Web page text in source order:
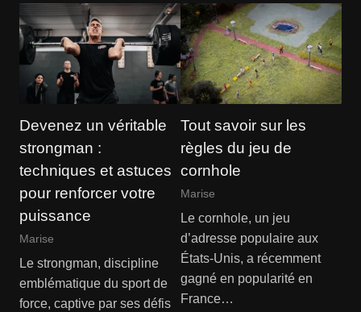
Devenez un véritable
strongman :
techniques et astuces
pour renforcer votre
puissance
Marise
Le strongman, discipline
emblématique du sport de
force, captive par ses défis
Tout savoir sur les
règles du jeu de
cornhole
Marise
Le cornhole, un jeu
d’adresse populaire aux
États-Unis, a récemment
gagné en popularité en
France…